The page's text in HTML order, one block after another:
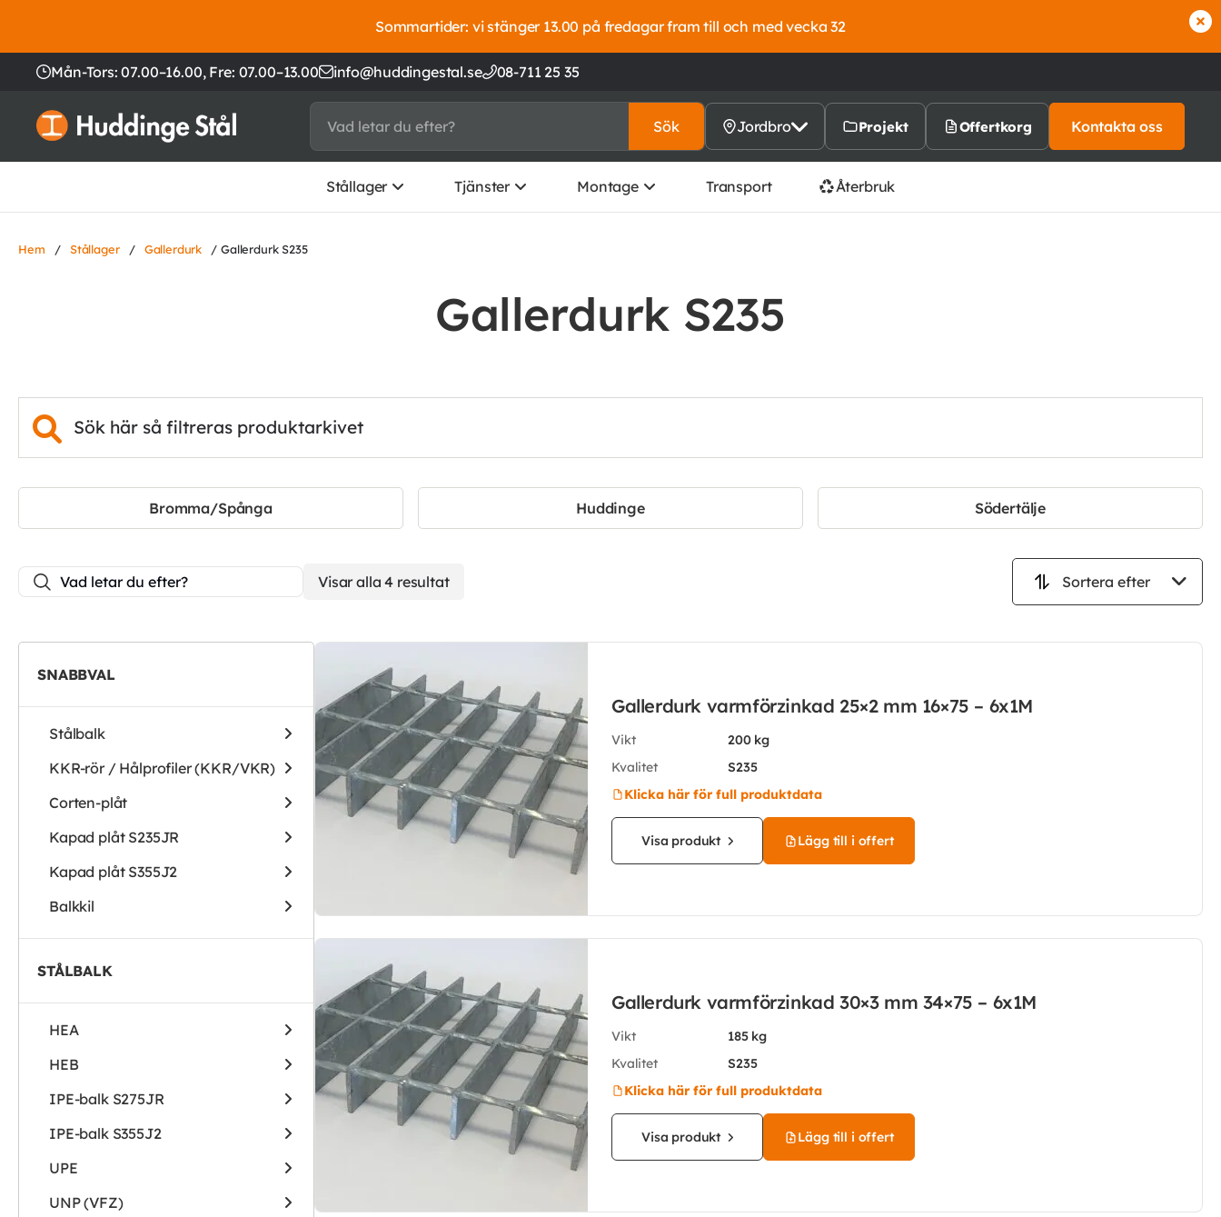
Sommartider: vi stänger 13.00 på fredagar fram till och med vecka 32
Mån-Tors: 07.00–16.00, Fre: 07.00–13.00 info@huddingestal.se 08-711 25 35
Sök Jordbro Projekt Offertkorg Kontakta oss
Stållager Tjänster Montage Transport Återbruk
Hem / Stållager / Gallerdurk / Gallerdurk S235
Gallerdurk S235
Bromma/Spånga Huddinge Södertälje
Visar alla 4 resultat
SNABBVAL
Stålbalk
KKR-rör / Hålprofiler (KKR/VKR)
Corten-plåt
Kapad plåt S235JR
Kapad plåt S355J2
Balkkil
STÅLBALK
HEA
HEB
IPE-balk S275JR
IPE-balk S355J2
UPE
UNP (VFZ)
Gallerdurk varmförzinkad 25×2 mm 16×75 – 6x1M
Vikt
200 kg
Kvalitet
S235
Klicka här för full produktdata
Visa produkt Lägg till i offert
Gallerdurk varmförzinkad 30×3 mm 34×75 – 6x1M
Vikt
185 kg
Kvalitet
S235
Klicka här för full produktdata
Visa produkt Lägg till i offert